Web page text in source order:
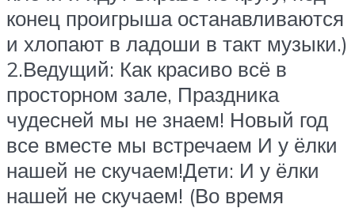
конец проигрыша останавливаются
и хлопают в ладоши в такт музыки.)
2.Ведущий: Как красиво всё в
просторном зале, Праздника
чудесней мы не знаем! Новый год
все вместе мы встречаем И у ёлки
нашей не скучаем!Дети: И у ёлки
нашей не скучаем! (Во время